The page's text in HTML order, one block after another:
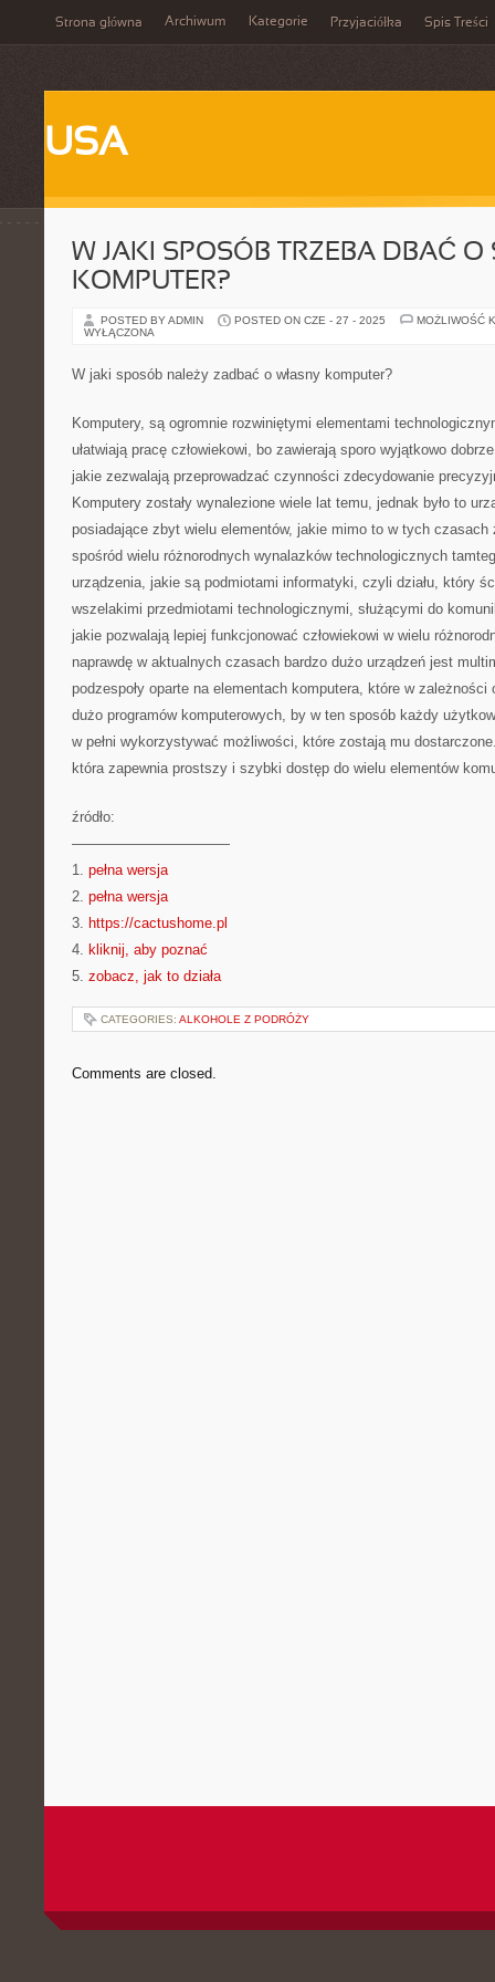
Strona główna Archiwum Kategorie Przyjaciółka Spis Treści
USA
W JAKI SPOSÓB TRZEBA DBAĆ O
KOMPUTER?
POSTED BY ADMIN POSTED ON CZE - 27 - 2025
MOŻLIWOŚĆ
WYŁĄCZONA
W jaki sposób należy zadbać o własny komputer?
Komputery, są ogromnie rozwiniętymi elementami
ułatwiają pracę człowiekowi, bo zawierają sporo wyjątkowo
jakie zezwalają przeprowadzać czynności zdecydowanie
Komputery zostały wynalezione wiele lat temu, jednak było to
posiadające zbyt wielu elementów, jakie mimo to w tych czasach
spośród wielu różnorodnych wynalazków technologicznych
urządzenia, jakie są podmiotami informatyki, czyli działu, który
wszelakimi przedmiotami technologicznymi, służącymi do
jakie pozwalają lepiej funkcjonować człowiekowi w wielu
naprawdę w aktualnych czasach bardzo dużo urządzeń jest
podzespoły oparte na elementach komputera, które w zależności
dużo programów komputerowych, by w ten sposób każdy
w pełni wykorzystywać możliwości, które zostają mu
która zapewnia prostszy i szybki dostęp do wielu elementów
źródło:
———————————
1. pełna wersja
2. pełna wersja
3. https://cactushome.pl
4. kliknij, aby poznać
5. zobacz, jak to działa
CATEGORIES: ALKOHOLE Z PODRÓŻY
Comments are closed.